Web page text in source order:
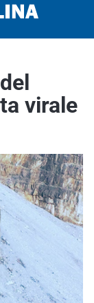
virale